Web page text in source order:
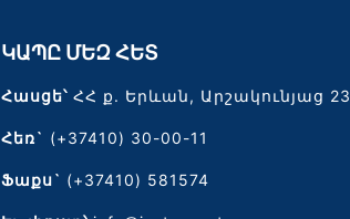
ԿԱՊԸ ՄԵԶ ՀԵՏ
Հասցե՝ՀՀ ք. Երևան, Արշակունյաց 23
Հեռ` (+37410) 30-00-11
Ֆաքս` (+37410) 581574